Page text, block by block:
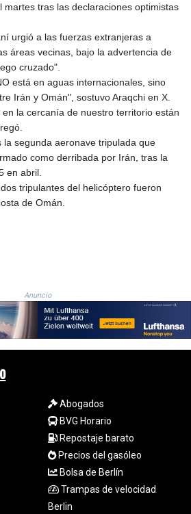
PEN 3.903611
PHP 70.148769
PKR 320.189388
PLN 4.30117
PYG 6876.93715
QAR 4.215887
RON 5.244777
RUB 93.515578
RWF
1693.938243
SAR 4.333626
SBD 9.317771
SOS 659.009126
SRD 43.501064
STD
23903.162464
THB 38.159872
TJS 10.643495
TND 3.383582
TRY 54.964638
TTD 7.82126
TWD 37.289687
TZS
martes tras las declaraciones optimistas
urgió a las fuerzas extranjeras a
áreas vecinas, bajo la advertencia de
cruzado".
está en aguas internacionales, sino
Irán y Omán", sostuvo Araqchi en X.
la cercanía de nuestro territorio están
la segunda aeronave tripulada que
como derribada por Irán, tras la
en abril.
tripulantes del helicóptero fueron
de Omán.
Anuncio
Abogados
BVG Horario
Repostaje barato
Precios del gasóleo
Bolsa de Berlín
Trampas de velocidad
Berlin